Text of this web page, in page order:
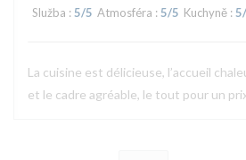
Služba : 5/5 Atmosféra : 5/5 Kuchyně : 5
La cuisine est délicieuse, l’accueil
et le cadre agréable, le tout pour un